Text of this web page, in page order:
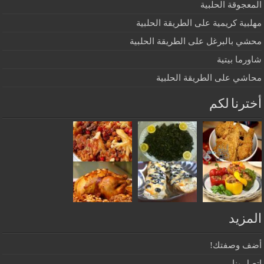
المعجوقة الحلبية
مهلبية كريمية على الطريقة الحلبية
محشي بالبرغل على الطريقة الحلبية
شاورما بيتية
محاشي على الطريقة الحلبية
أخترنا لكم
المزيد
أضف وصفتك!